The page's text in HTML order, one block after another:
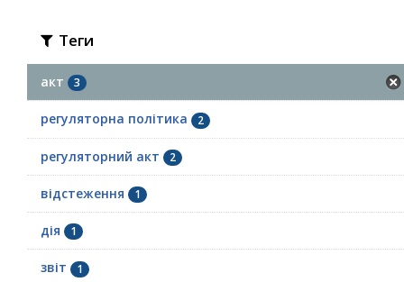
Теги
акт 3
регуляторна політика 2
регуляторний акт 2
відстеження 1
дія 1
звіт 1